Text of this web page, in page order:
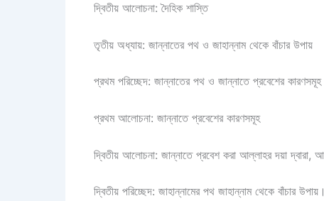
দ্বিতীয় আলোচনা: দৈহিক শাস্তি
তৃতীয় অধ্যায়: জান্নাতের পথ ও জাহান্নাম থেকে বাঁচার উপায়
প্রথম পরিচ্ছেদ: জান্নাতের পথ ও জান্নাতে প্রবেশের কারণসমূহ
প্রথম আলোচনা: জান্নাতে প্রবেশের কারণসমূহ
দ্বিতীয় আলোচনা: জান্নাতে প্রবেশ করা আল্লাহর দয়া দ্বারা,
দ্বিতীয় পরিচ্ছেদ: জাহান্নামের পথ জাহান্নাম থেকে বাঁচার উপায়।